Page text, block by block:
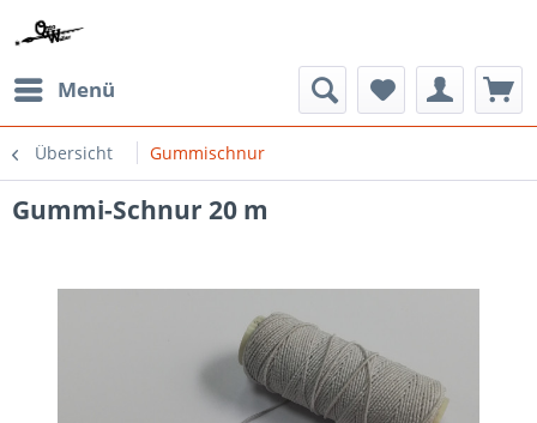
Menü
Übersicht Gummischnur
Gummi-Schnur 20 m